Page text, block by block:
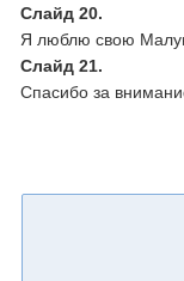
Слайд 20.
Я люблю свою
Слайд 21.
Спасибо за